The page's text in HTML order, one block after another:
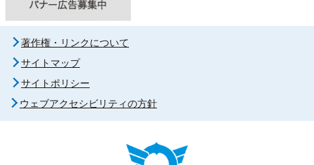
著作権・リンクについて
サイトマップ
サイトポリシー
ウェブアクセシビリティの方針